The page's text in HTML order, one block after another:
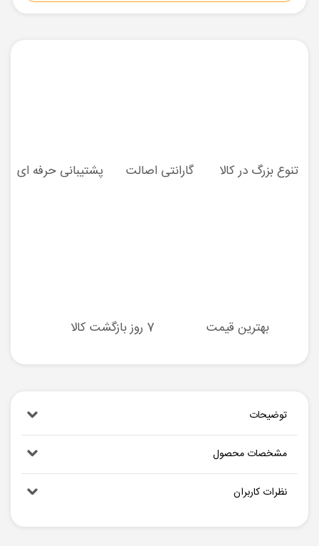
تنوع بزرگ در کالا گارانتی اصالت پشتیبانی حرفه ای
بهترین قیمت 7 روز بازگشت کالا
توضیحات
مشخصات محصول
نظرات کاربران